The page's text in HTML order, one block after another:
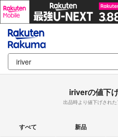
iriverの値下
出品時より値下げされ
すべて 新品